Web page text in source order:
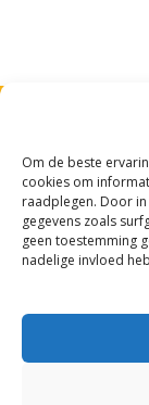
Om de beste
cookies om
raadplegen. Door
gegevens zoals
geen toestemming
nadelige invloed
Algemeen
Home
Aanbod
Coaching
Leernetwerken